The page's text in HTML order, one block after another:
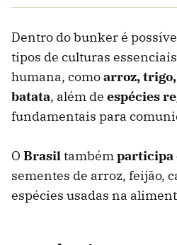
Dentro do bunker é
tipos de culturas
humana, comoarroz,
batata, além de espécies
fundamentais para
O Brasiltambémparticipa
sementes de arroz, feijão,
espécies usadas na